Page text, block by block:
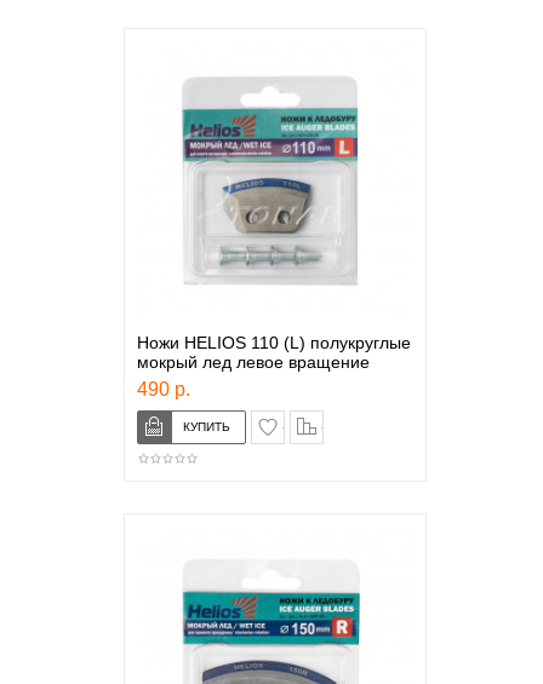
Ножи HELIOS 110 (L) полукруглые
мокрый лед левое вращение
490 р.
в закладки